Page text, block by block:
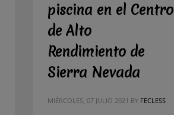
piscina en el Centro
de Alto
Rendimiento de
Sierra Nevada
MIÉRCOLES, 07 JULIO 2021 BY FECLESS